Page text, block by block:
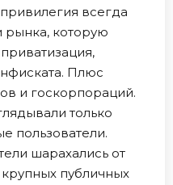
всегда
рынка, которую
Плюс
и госкорпораций.
только
пользователи.
шарахались от
публичных